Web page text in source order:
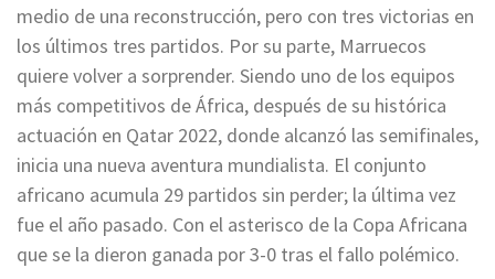
medio de una reconstrucción, pero con tres victorias en
los últimos tres partidos. Por su parte, Marruecos
quiere volver a sorprender. Siendo uno de los equipos
más competitivos de África, después de su histórica
actuación en Qatar 2022, donde alcanzó las semifinales,
inicia una nueva aventura mundialista. El conjunto
africano acumula 29 partidos sin perder; la última vez
fue el año pasado. Con el asterisco de la Copa Africana
que se la dieron ganada por 3-0 tras el fallo polémico.